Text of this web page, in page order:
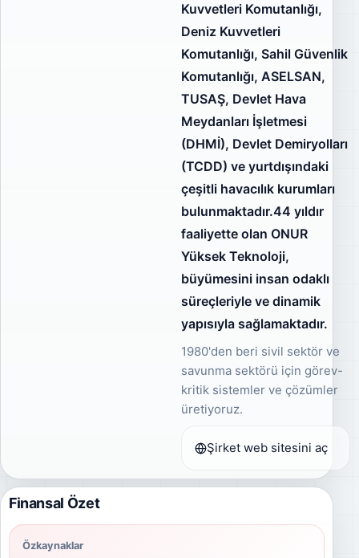
Kuvvetleri Komutanlığı,
Deniz Kuvvetleri
Komutanlığı, Sahil Güvenlik
Komutanlığı, ASELSAN,
TUSAŞ, Devlet Hava
Meydanları İşletmesi
(DHMİ), Devlet Demiryolları
(TCDD) ve yurtdışındaki
çeşitli havacılık kurumları
bulunmaktadır.44 yıldır
faaliyette olan ONUR
Yüksek Teknoloji,
büyümesini insan odaklı
süreçleriyle ve dinamik
yapısıyla sağlamaktadır.
1980'den beri sivil sektör ve
savunma sektörü için görev-
kritik sistemler ve çözümler
üretiyoruz.
Şirket web sitesini aç
Finansal Özet
Özkaynaklar